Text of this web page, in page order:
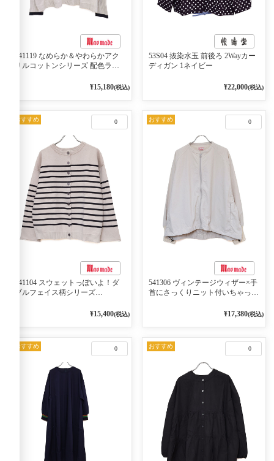
541119 なめらか＆やわらかアク
リルコットンシリーズ 配色ライ
ン 10ベージュ×ネイビー¥15,180(税込)
53S04 抜染水玉 前後ろ 2Wayカー
ディガン 1ネイビー
¥22,000(税込)
0
おすすめ
541104 スウェットっぽいよ！ダ
ブルフェイス柄シリーズ
2WAY プルオーバー 101オフベー
¥15,400(税込)
0
おすすめ
541306 ヴィンテージウィザー×手
首にさっくりニット付いちゃった
¥17,380(税込)
0
おすすめ 0
おすすめ